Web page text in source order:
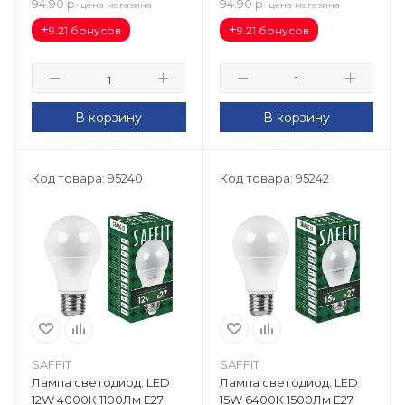
94.90 р. цена магазина
+9.21 бонусов
В корзину
94.90 р. цена магазина
+9.21 бонусов
В корзину
Код товара: 95240
SAFFIT
Лампа светодиод. LED
12W 4000К 1100Лм Е27
Код товара: 95242
SAFFIT
Лампа светодиод. LED
15W 6400К 1500Лм Е27